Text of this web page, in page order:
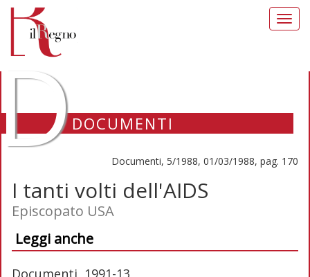
DOCUMENTI
Documenti, 5/1988, 01/03/1988, pag. 170
I tanti volti dell'AIDS
Episcopato USA
Leggi anche
Documenti, 1991-13